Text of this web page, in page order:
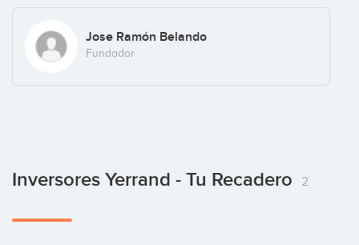
Jose Ramón Belando
Fundador
Inversores Yerrand - Tu Recadero 2